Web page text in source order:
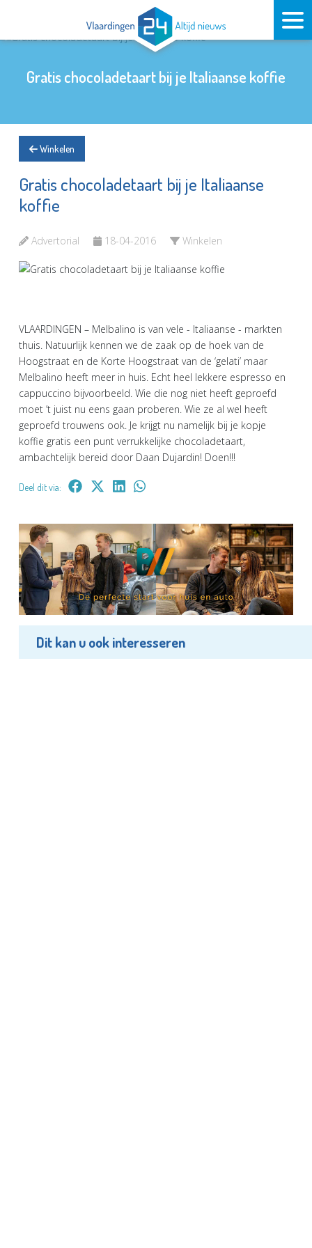
Gratis chocoladetaart bij je Italiaanse koffie
Winkelen
Gratis chocoladetaart bij je Italiaanse
koffie
Advertorial 18-04-2016 Winkelen
VLAARDINGEN – Melbalino is van vele - Italiaanse - markten
thuis. Natuurlijk kennen we de zaak op de hoek van de
Hoogstraat en de Korte Hoogstraat van de ‘gelati’ maar
Melbalino heeft meer in huis. Echt heel lekkere espresso en
cappuccino bijvoorbeeld. Wie die nog niet heeft geproefd
moet ’t juist nu eens gaan proberen. Wie ze al wel heeft
geproefd trouwens ook. Je krijgt nu namelijk bij je kopje
koffie gratis een punt verrukkelijke chocoladetaart,
ambachtelijk bereid door Daan Dujardin! Doen!!!
Deel dit via:
Dit kan u ook interesseren